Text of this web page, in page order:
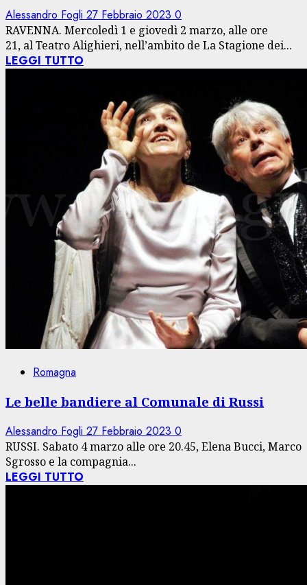
Alessandro Fogli 27 Febbraio 2023 0
RAVENNA. Mercoledì 1 e giovedì 2 marzo, alle ore
21, al Teatro Alighieri, nell’ambito de La Stagione dei...
LEGGI TUTTO
Romagna
Le belle bandiere al Comunale di Russi
Alessandro Fogli 27 Febbraio 2023 0
RUSSI. Sabato 4 marzo alle ore 20.45, Elena Bucci, Marco
Sgrosso e la compagnia...
LEGGI TUTTO